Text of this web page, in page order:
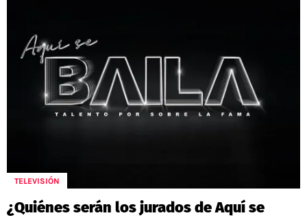
TELEVISIÓN
¿Quiénes serán los jurados de Aquí se